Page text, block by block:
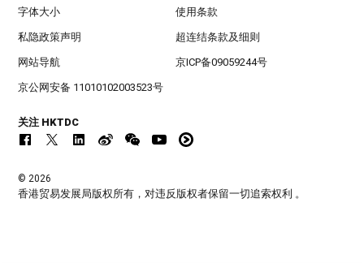
字体大小 使用条款
私隐政策声明 超连结条款及细则
网站导航 京ICP备09059244号
京公网安备 11010102003523号
关注 HKTDC
© 2026
香港贸易发展局版权所有，对违反版权者保留一切追索权利 。